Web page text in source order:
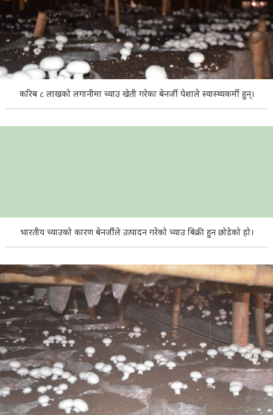
करिब ८ लाखको लगानीमा च्याउ खेती गरेका बेनर्जी पेशाले स्वास्थ्यकर्मी हुन्।
भारतीय च्याउको कारण बेनर्जीले उत्पादन गरेको च्याउ बिक्री हुन छोडेको हो।